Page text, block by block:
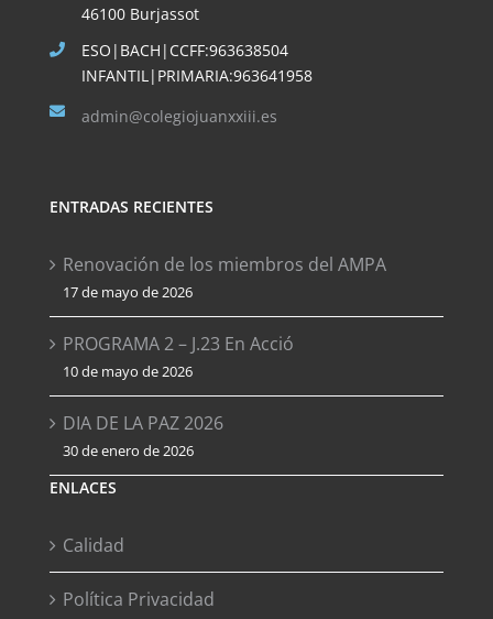
46100 Burjassot
ESO|BACH|CCFF:963638504
INFANTIL|PRIMARIA:963641958
admin@colegiojuanxxiii.es
ENTRADAS RECIENTES
Renovación de los miembros del AMPA
17 de mayo de 2026
PROGRAMA 2 – J.23 En Acció
10 de mayo de 2026
DIA DE LA PAZ 2026
30 de enero de 2026
ENLACES
Calidad
Política Privacidad